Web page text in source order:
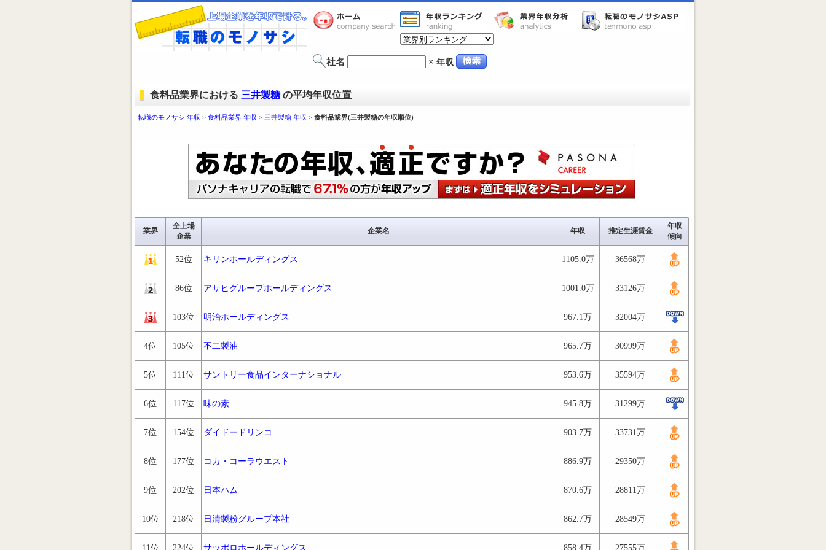
社名 × 年収
食料品業界における 三井製糖の平均年収位置
転職のモノサシ 年収 > 食料品業界 年収 > 三井製糖 年収 > 食料品業界(三井製糖の年収順位)
業界
全上場
企業
企業名 年収 推定生涯賃金
年収
傾向
52位 キリンホールディングス 1105.0万 36568万
86位 アサヒグループホールディングス 1001.0万 33126万
103位 明治ホールディングス 967.1万 32004万
4位 105位 不二製油 965.7万 30999万
5位 111位 サントリー食品インターナショナル 953.6万 35594万
6位 117位 味の素 945.8万 31299万
7位 154位 ダイドードリンコ 903.7万 33731万
8位 177位 コカ・コーラウエスト 886.9万 29350万
9位 202位 日本ハム 870.6万 28811万
10位 218位 日清製粉グループ本社 862.7万 28549万
11位 224位 サッポロホールディングス 858.4万 27555万